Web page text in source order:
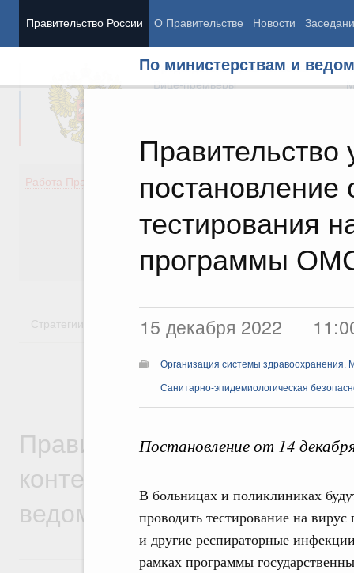
Правительство России О Правительстве Новости
По министерствам и
Правительство
постановление
тестирования
программы
15 декабря 2022
Организация системы здравоохранения.
Санитарно-эпидемиологическая
Постановление от 14
В больницах и поликлиниках
проводить тестирование на вирус
и другие респираторные
рамках программы
Председатель Правительства
Вице-премьеры
Работа Правительства
Демография
Здоровье
Культура
Государство
Стратегии Государственные программы
Правительственная
контексте работы
ведомств